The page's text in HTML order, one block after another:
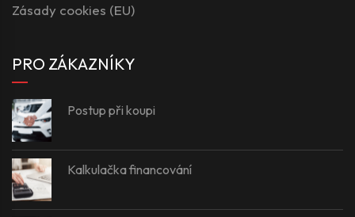
Zásady cookies (EU)
PRO ZÁKAZNÍKY
Postup při koupi
Kalkulačka financování